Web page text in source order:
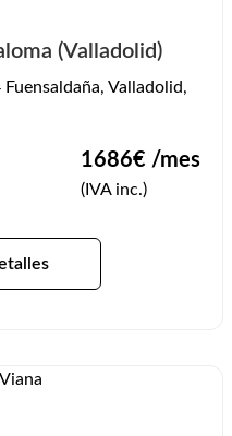
(Valladolid)
Valladolid,
1686€ /mes
(IVA inc.)